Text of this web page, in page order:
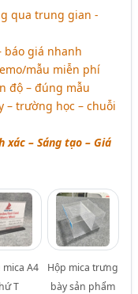
qua trung gian -
giá nhanh
mẫu miễn phí
độ – đúng mẫu
trường học – chuỗi
xác – Sáng tạo – Giá
A4
T
Hộp mica trưng
bày sản phẩm